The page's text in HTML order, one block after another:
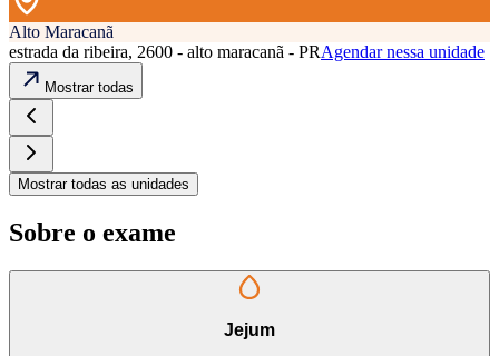
Alto Maracanã
estrada da ribeira, 2600 - alto maracanã - PRAgendar nessa unidade
Mostrar todas
Mostrar todas as unidades
Sobre o exame
Jejum